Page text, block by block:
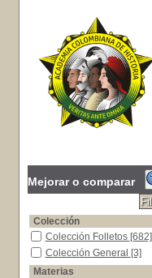
Mejorar o comparar
Colección
Colección Folletos
Colección Folletos [682]
Colección General
Colección General [3]
Materias